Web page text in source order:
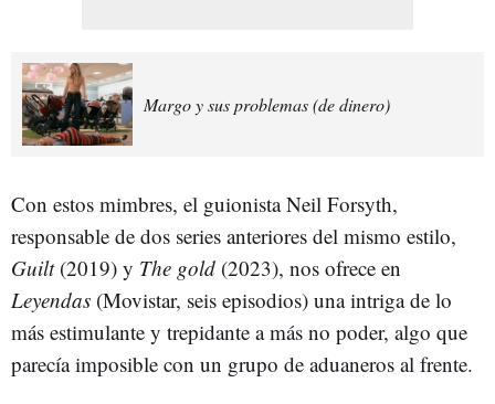
Margo y sus problemas (de dinero)
Con estos mimbres, el guionista Neil Forsyth,
responsable de dos series anteriores del mismo estilo,
Guilt (2019) y The gold (2023), nos ofrece en
Leyendas (Movistar, seis episodios) una intriga de lo
más estimulante y trepidante a más no poder, algo que
parecía imposible con un grupo de aduaneros al frente.